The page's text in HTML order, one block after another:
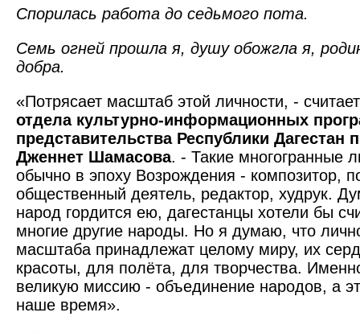
Спорилась работа до седьмого пота.
Семь огней прошла я, душу обожгла я,
добра.
«Потрясает масштаб этой личности, -
отдела культурно-информационных
представитель­ства Республики Дагестан
Дженнет Шамасова. - Такие многогранные
обычно в эпоху Возрождения - композитор,
общественный деятель, редактор, худрук.
народ гордится ею, дагестанцы хотели бы
многие другие народы. Но я думаю, что
масштаба принадлежат целому миру, их
красоты, для полёта, для творчества.
великую миссию - объединение народов, а
наше время».